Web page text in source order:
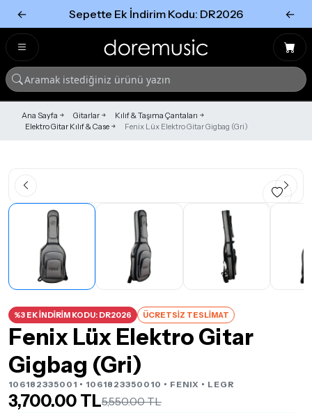
← Sepette Ek İndirim Kodu: DR2026 ←
Ana Sayfa Gitarlar
Kılıf & Taşıma Çantaları
Elektro Gitar Kılıf & Case
Fenix Lüx Elektro Gitar Gigbag (Gri)
%3 EK İNDİRİM KODU: DR2026 ÜCRETSİZ TESLİMAT
Fenix Lüx Elektro Gitar
Gigbag (Gri)
106182335001 • 1061823350010 • FENIX • LEGR
3,700.00 TL5,550.00 TL
Tümünü Gör
Tümünü gör